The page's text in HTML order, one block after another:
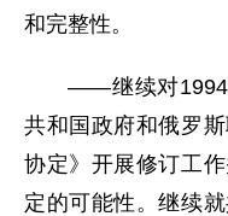
和完整性。
——继续对1994
共和国政府和俄罗
协定》开展修订工
定的可能性。继续